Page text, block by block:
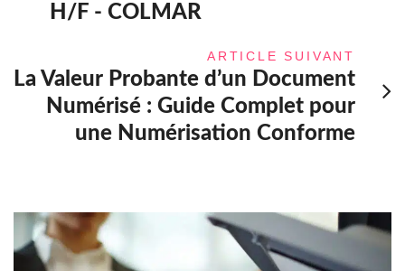
H/F - COLMAR
ARTICLE SUIVANT
La Valeur Probante d’un Document
Numérisé : Guide Complet pour
une Numérisation Conforme
A
r